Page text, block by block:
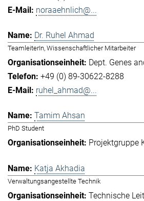
noraaehnlich@...
Dr. Ruhel Ahmad
TeamleiterIn, Wissenschaftlicher Mitarbeiter
Dept. Genes
+49 (0) 89-30622-8288
ruhel_ahmad@...
Tamim Ahsan
PhD Student
Projektgruppe
Katja Akhadia
Verwaltungsangestellte Technik
Technische